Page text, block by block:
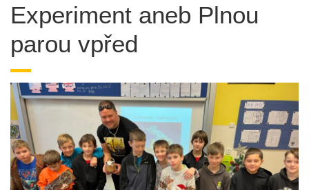
Experiment aneb Plnou
parou vpřed